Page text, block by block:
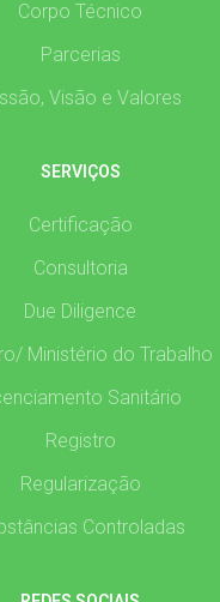
Corpo Técnico
Parcerias
Visão e Valores
SERVIÇOS
Certificação
Consultoria
Due Diligence
Ministério do Trabalho
Sanitário
Registro
Regularização
Controladas